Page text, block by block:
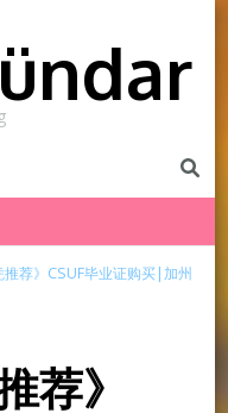
推荐》CSUF毕业证购买|加州
荐》